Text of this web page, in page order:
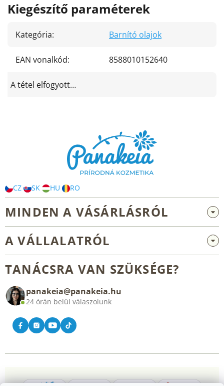
Kiegészítő paraméterek
Kategória: Barnító olajok
EAN vonalkód: 8588010152640
A tétel elfogyott…
CZ SK HU RO
MINDEN A VÁSÁRLÁSRÓL
Nagykereskedelem és együttműködés
Általános üzleti feltételek
A VÁLLALATRÓL
Kapcsolat
TANÁCSRA VAN SZÜKSÉGE?
panakeia@panakeia.hu
24 órán belül válaszolunk